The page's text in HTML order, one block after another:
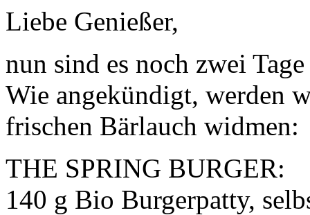
Liebe Genießer,
nun sind es noch zwei
Wie angekündigt, werden
frischen Bärlauch widmen:
THE SPRING BURGER:
140 g Bio Burgerpatty,